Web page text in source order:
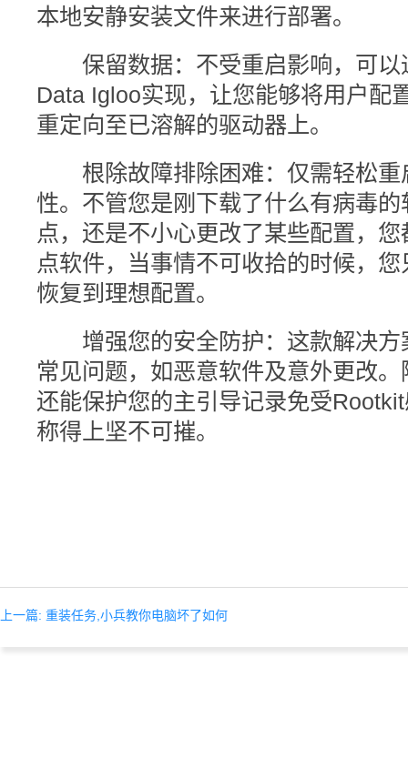
本地安静安装文件来进行部署。
保留数据：不受重启影响，可以
Data Igloo实现，让您能够将用户配
重定向至已溶解的驱动器上。
根除故障排除困难：仅需轻松重
性。不管您是刚下载了什么有病毒
点，还是不小心更改了某些配置，
点软件，当事情不可收拾的时候，
恢复到理想配置。
增强您的安全防护：这款解决方
常见问题，如恶意软件及意外更改
还能保护您的主引导记录免受
称得上坚不可摧。
上一篇: 重装任务,小兵教你电脑坏了如何